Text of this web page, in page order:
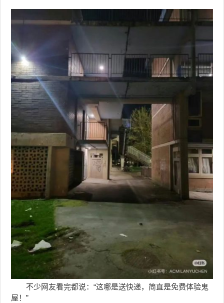
不少网友看完都说：“这哪是送快递，简直是免费体验鬼
屋！”